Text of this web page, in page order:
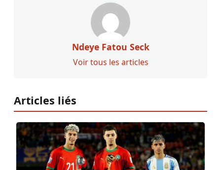
Ndeye Fatou Seck
Voir tous les articles
Articles liés